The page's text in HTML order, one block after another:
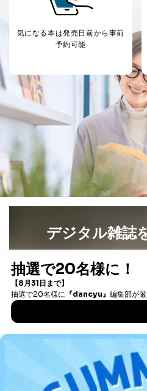
気になる本は発売日前から事前
予約可能
デジタル雑誌
書籍）が無料で
DOWNLOAD
ご利用方法